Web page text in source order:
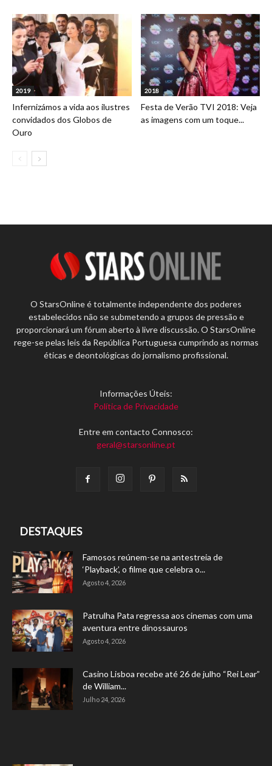
2019
Infernizámos a vida aos ilustres
convidados dos Globos de
Ouro
2018
Festa de Verão TVI 2018: Veja
as imagens com um toque...
O StarsOnline é totalmente independente dos poderes
estabelecidos não se submetendo a grupos de pressão e
proporcionará um fórum aberto à livre discussão. O StarsOnline
rege-se pelas leis da República Portuguesa cumprindo as normas
éticas e deontológicas do jornalismo profissional.
Informações Úteis:
Política de Privacidade
Entre em contacto Connosco:
geral@starsonline.pt
DESTAQUES
Famosos reúnem-se na antestreia de
‘Playback’, o filme que celebra o...
Agosto 4, 2026
Patrulha Pata regressa aos cinemas com uma
aventura entre dinossauros
Agosto 4, 2026
Casino Lisboa recebe até 26 de julho “Rei Lear”
de William...
Julho 24, 2026